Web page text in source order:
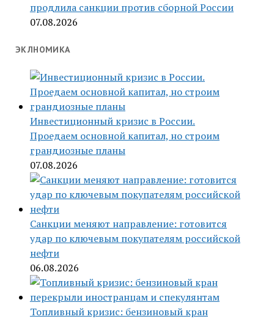
продлила санкции против сборной России
07.08.2026
ЭКЛНОМИКА
Инвестиционный кризис в России.
Проедаем основной капитал, но строим
грандиозные планы
07.08.2026
Санкции меняют направление: готовится
удар по ключевым покупателям российской
нефти
06.08.2026
Топливный кризис: бензиновый кран